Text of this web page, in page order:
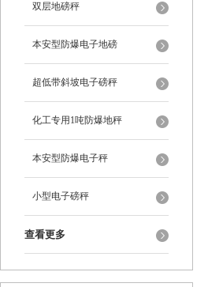
双层地磅秤
本安型防爆电子地磅
超低带斜坡电子磅秤
化工专用1吨防爆地秤
本安型防爆电子秤
小型电子磅秤
查看更多